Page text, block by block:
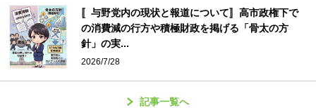
〚与野党内の現状と報道について〛高市政権下で
の消費減の行方や積極財政を掲げる「骨太の方
針」の実...
2026/7/28
記事一覧へ